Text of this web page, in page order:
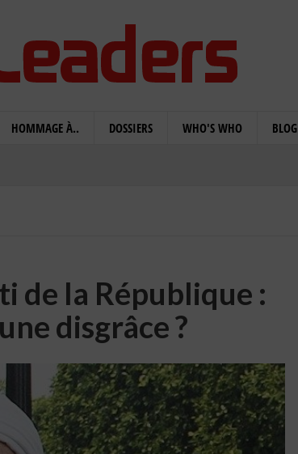
HOMMAGE À.. DOSSIERS WHO'S WHO BLOG
de la République :
disgrâce ?